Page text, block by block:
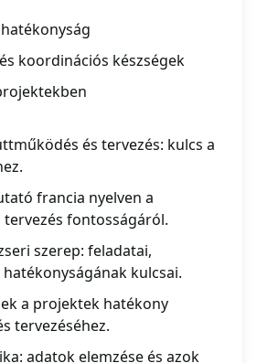
koordinációs készségek
és tervezés: kulcs a
francia nyelven a
fontosságáról.
szerep: feladatai,
kulcsai.
a projektek hatékony
tervezéséhez.
adatok elemzése és azok